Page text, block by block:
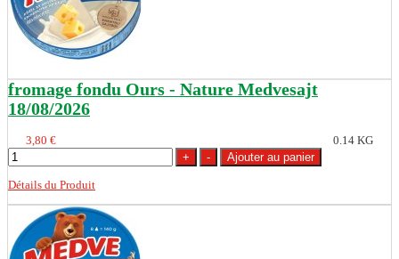
fromage fondu Ours - Nature Medvesajt
18/08/2026
3,80 € 0.14 KG
Détails du Produit